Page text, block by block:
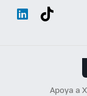
Apoya a